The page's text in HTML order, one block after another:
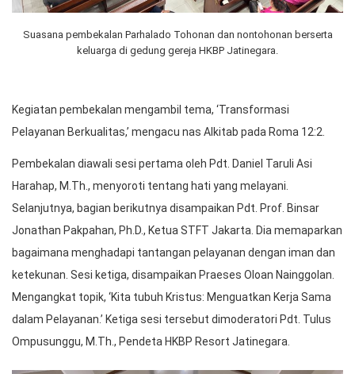
Suasana pembekalan Parhalado Tohonan dan nontohonan berserta
keluarga di gedung gereja HKBP Jatinegara.
Kegiatan pembekalan mengambil tema, ‘Transformasi
Pelayanan Berkualitas,’ mengacu nas Alkitab pada Roma 12:2.
Pembekalan diawali sesi pertama oleh Pdt. Daniel Taruli Asi
Harahap, M.Th., menyoroti tentang hati yang melayani.
Selanjutnya, bagian berikutnya disampaikan Pdt. Prof. Binsar
Jonathan Pakpahan, Ph.D., Ketua STFT Jakarta. Dia memaparkan
bagaimana menghadapi tantangan pelayanan dengan iman dan
ketekunan. Sesi ketiga, disampaikan Praeses Oloan Nainggolan.
Mengangkat topik, ‘Kita tubuh Kristus: Menguatkan Kerja Sama
dalam Pelayanan.’ Ketiga sesi tersebut dimoderatori Pdt. Tulus
Ompusunggu, M.Th., Pendeta HKBP Resort Jatinegara.